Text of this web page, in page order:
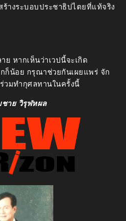
ร้างระบอบประชาธิปไตยที่แท้จริง
ย หากเห็นว่าเวปนี้จะเกิด
ก็น้อย กรุณาช่วยกันเผยแพร่ จัก
วมทำกุศลทานในครั้งนี้
าย วิรุฬหผล